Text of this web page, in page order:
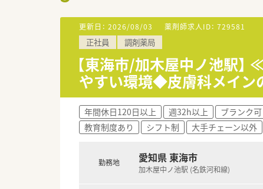
更新日： 2026/08/03 薬剤師求人ID： 729581
正社員 調剤薬局
【東海市/加木屋中ノ池駅
やすい環境◆皮膚科メイン
年間休日120日以上 週32h以上 ブランク可
教育制度あり
シフト制 大手チェーン以外
勤務地 愛知県 東海市
加木屋中ノ池駅 (名鉄河和線)